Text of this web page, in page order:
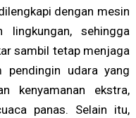
dengan mesin
sehingga
sambil tetap menjaga
pendingin udara yang
kenyamanan ekstra,
panas. Selain itu,